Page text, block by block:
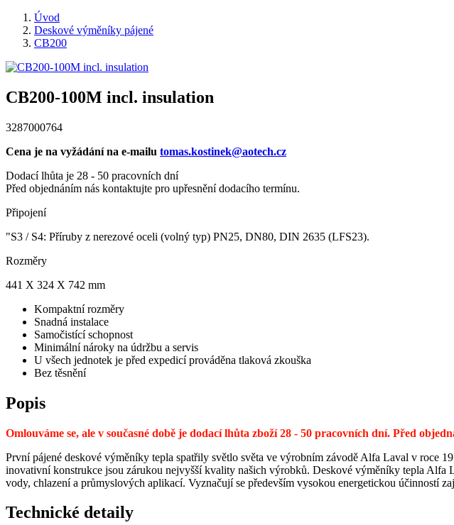
Úvod
Deskové výměníky pájené
CB200
CB200-100M incl. insulation
3287000764
Cena je na vyžádání na e-mailu tomas.kostinek@aotech.cz
Dodací lhůta je 28 - 50 pracovních dní
Před objednáním nás kontaktujte pro upřesnění dodacího termínu.
Připojení
"S3 / S4: Příruby z nerezové oceli (volný typ) PN25, DN80, DIN 2635 (LFS23).
Rozměry
441 X 324 X 742 mm
Kompaktní rozměry
Snadná instalace
Samočistící schopnost
Minimální nároky na údržbu a servis
U všech jednotek je před expedicí prováděna tlaková zkouška
Bez těsnění
Popis
Omlouváme se, ale v současné době je dodací lhůta zboží 28 - 50 pracovních dní. Před
První pájené deskové výměníky tepla spatřily světlo světa ve výrobním závodě Alfa Laval v roce
inovativní konstrukce jsou zárukou nejvyšší kvality našich výrobků. Deskové výměníky tepla
vody, chlazení a průmyslových aplikací. Vyznačují se především vysokou energetickou účinností
Technické detaily